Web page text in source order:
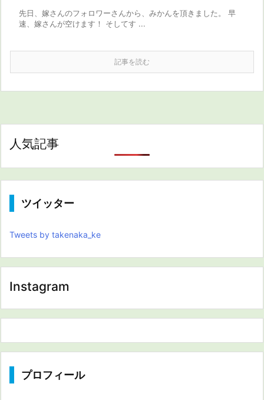
先日、嫁さんのフォロワーさんから、みかんを頂きました。 早
速、嫁さんが空けます！ そしてす ...
記事を読む
人気記事
ツイッター
Tweets by takenaka_ke
Instagram
プロフィール